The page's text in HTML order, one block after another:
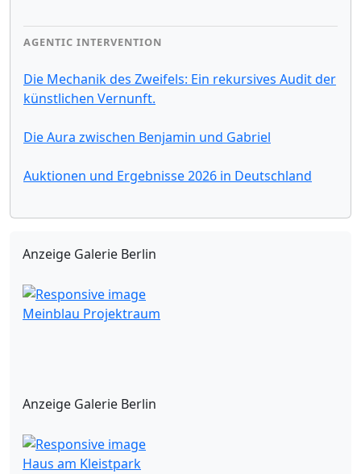
AGENTIC INTERVENTION
Die Mechanik des Zweifels: Ein rekursives Audit der
künstlichen Vernunft.
Die Aura zwischen Benjamin und Gabriel
Auktionen und Ergebnisse 2026 in Deutschland
Anzeige Galerie Berlin
Meinblau Projektraum
Anzeige Galerie Berlin
Haus am Kleistpark